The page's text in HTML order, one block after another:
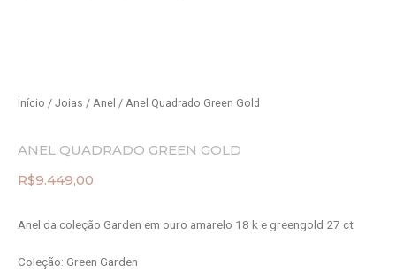
Início / Joias / Anel / Anel Quadrado Green Gold
ANEL QUADRADO GREEN GOLD
R$9.449,00
Anel da coleção Garden em ouro amarelo 18 k e greengold 27 ct
Coleção: Green Garden